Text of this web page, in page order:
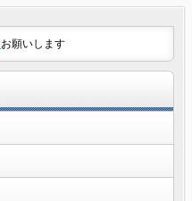
お願いします